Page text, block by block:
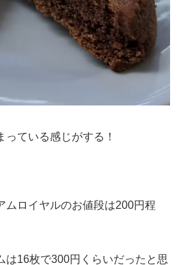
ている感じがする！
ムロイヤルのお値段は200円程
は16枚で300円くらいだったと思